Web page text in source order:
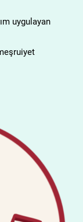
uygulayan